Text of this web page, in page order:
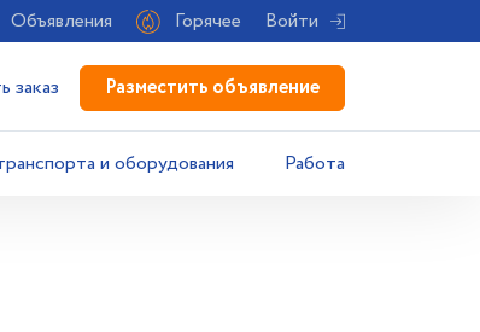
Объявления Горячее Войти
заказ Разместить объявление
и оборудования Работа